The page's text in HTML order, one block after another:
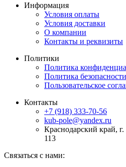
Информация
Условия оплаты
Условия доставки
О компании
Контакты и реквизиты
Политики
Политика
Политика безопасности
Пользовательское
Контакты
+7 (918) 333-70-56
kub-pole@yandex.ru
Краснодарский край,
113
Связаться с нами: